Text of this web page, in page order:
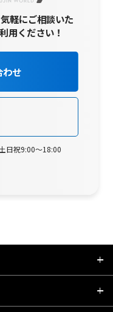
軽にご相談いた
用ください！
わせ
祝9:00～18:00